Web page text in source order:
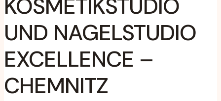
KOSMETIKSTUDIO
UND NAGELSTUDIO
EXCELLENCE –
CHEMNITZ